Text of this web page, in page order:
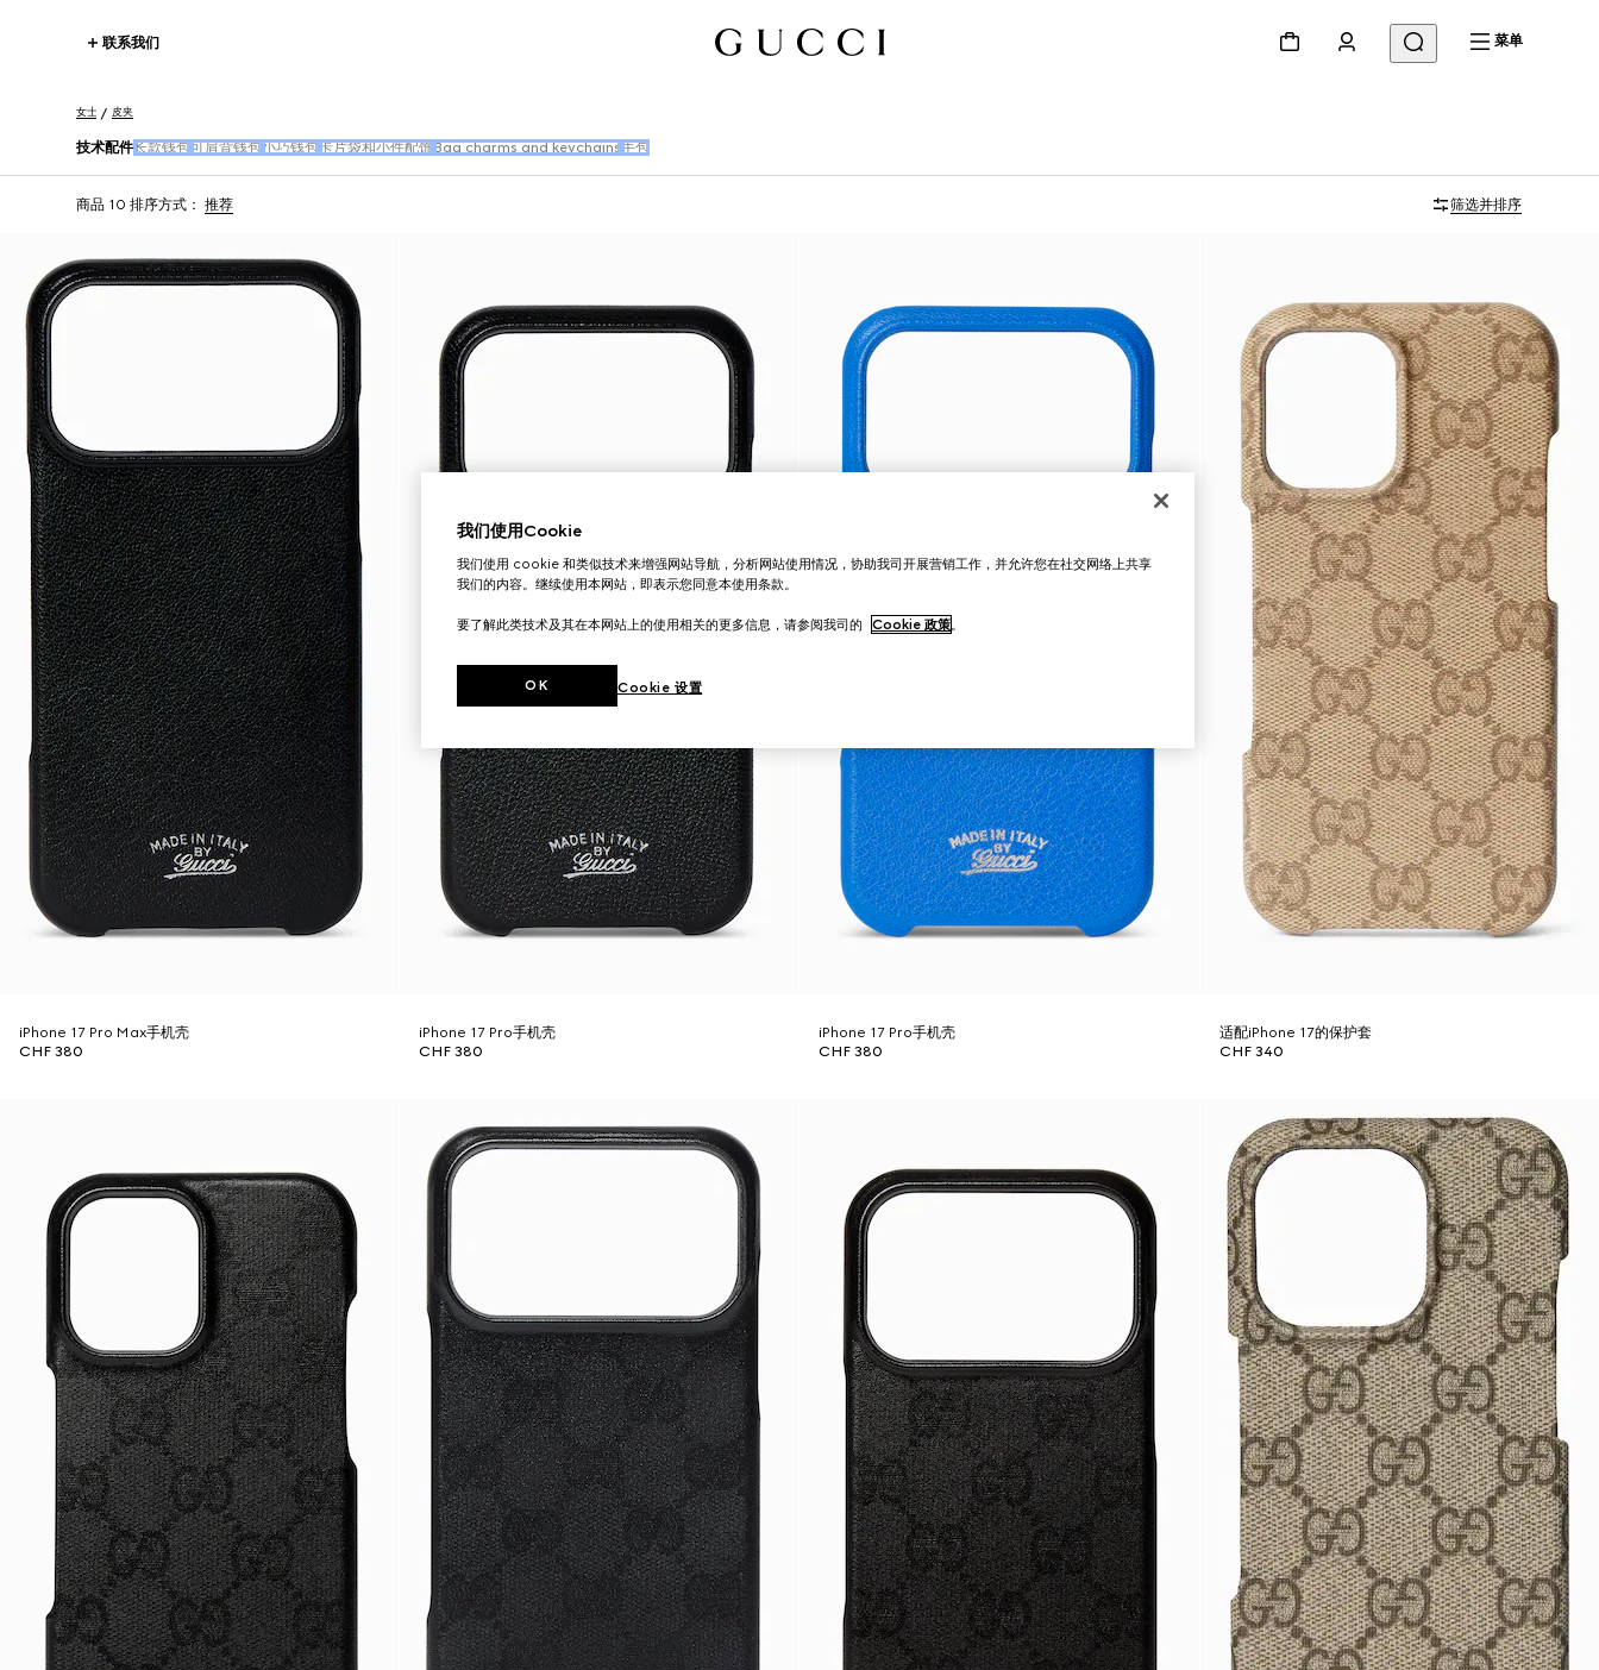
联系我们 菜单
女士 皮夹
技术配件 长款钱包 可肩背钱包 小巧钱包 卡片袋和小件配饰 Bag charms and keychains 手包
商品 10 排序方式： 推荐 筛选并排序
iPhone 17 Pro Max手机壳
CHF 380
iPhone 17 Pro手机壳
CHF 380
iPhone 17 Pro手机壳
CHF 380
适配iPhone 17的保护套
CHF 340
我们使用Cookie
我们使用 cookie 和类似技术来增强网站导航，分析网站使用情况，协助我司开展营销工作，并允许您在社交网络上共享
我们的内容。继续使用本网站，即表示您同意本使用条款。
要了解此类技术及其在本网站上的使用相关的更多信息，请参阅我司的 Cookie 政策。
Cookie 设置
OK